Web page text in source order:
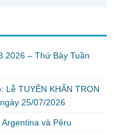
– Thứ Bảy Tuần
Lễ TUYÊN KHẤN TRỌN
25/07/2026
và Pêru